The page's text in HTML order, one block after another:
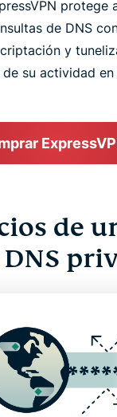
protege
de DNS
y
su actividad en
de